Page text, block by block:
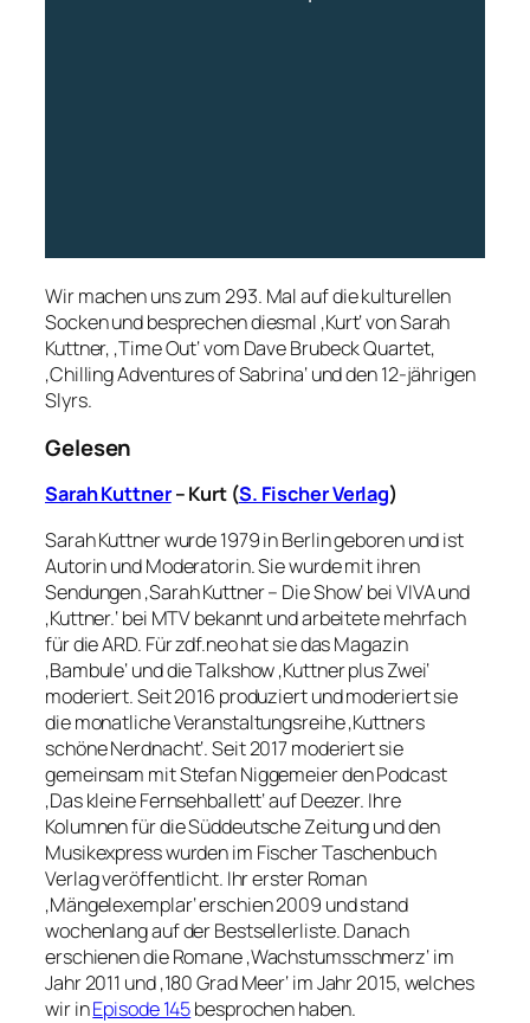
Wir machen uns zum 293. Mal auf die kulturellen
Socken und besprechen diesmal ‚Kurt‘ von Sarah
Kuttner, ‚Time Out‘ vom Dave Brubeck Quartet,
‚Chilling Adventures of Sabrina‘ und den 12-jährigen
Slyrs.
Gelesen
Sarah Kuttner– Kurt (S. Fischer Verlag)
Sarah Kuttner wurde 1979 in Berlin geboren und ist
Autorin und Moderatorin. Sie wurde mit ihren
Sendungen ‚Sarah Kuttner – Die Show‘ bei VIVA und
‚Kuttner.‘ bei MTV bekannt und arbeitete mehrfach
für die ARD. Für zdf.neo hat sie das Magazin
‚Bambule‘ und die Talkshow ‚Kuttner plus Zwei‘
moderiert. Seit 2016 produziert und moderiert sie
die monatliche Veranstaltungsreihe ‚Kuttners
schöne Nerdnacht‘. Seit 2017 moderiert sie
gemeinsam mit Stefan Niggemeier den Podcast
‚Das kleine Fernsehballett‘ auf Deezer. Ihre
Kolumnen für die Süddeutsche Zeitung und den
Musikexpress wurden im Fischer Taschenbuch
Verlag veröffentlicht. Ihr erster Roman
‚Mängelexemplar‘ erschien 2009 und stand
wochenlang auf der Bestsellerliste. Danach
erschienen die Romane ‚Wachstumsschmerz‘ im
Jahr 2011 und ‚180 Grad Meer‘ im Jahr 2015, welches
wir inEpisode 145besprochen haben.